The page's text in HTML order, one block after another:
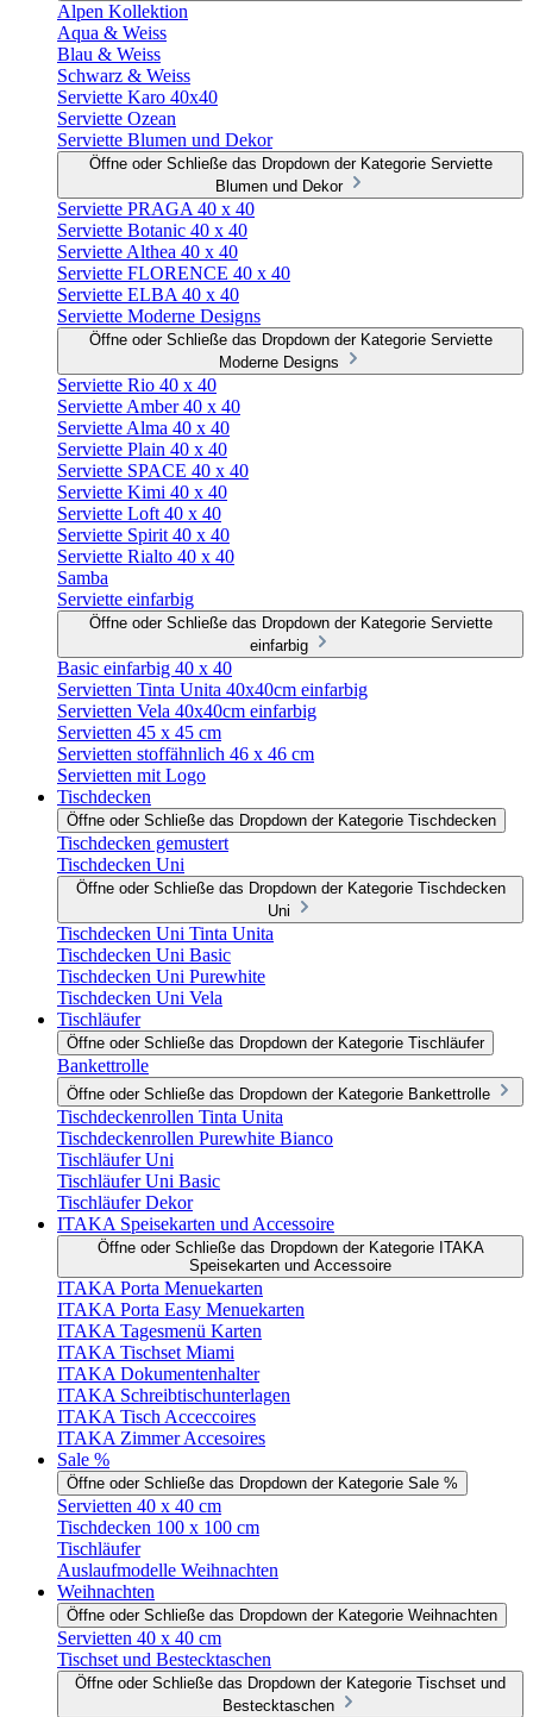
Alpen Kollektion
Aqua & Weiss
Blau & Weiss
Schwarz & Weiss
Serviette Karo 40x40
Serviette Ozean
Serviette Blumen und Dekor
Öffne oder Schließe das Dropdown der Kategorie Serviette
Blumen und Dekor
Serviette PRAGA 40 x 40
Serviette Botanic 40 x 40
Serviette Althea 40 x 40
Serviette FLORENCE 40 x 40
Serviette ELBA 40 x 40
Serviette Moderne Designs
Öffne oder Schließe das Dropdown der Kategorie Serviette
Moderne Designs
Serviette Rio 40 x 40
Serviette Amber 40 x 40
Serviette Alma 40 x 40
Serviette Plain 40 x 40
Serviette SPACE 40 x 40
Serviette Kimi 40 x 40
Serviette Loft 40 x 40
Serviette Spirit 40 x 40
Serviette Rialto 40 x 40
Samba
Serviette einfarbig
Öffne oder Schließe das Dropdown der Kategorie Serviette
einfarbig
Basic einfarbig 40 x 40
Servietten Tinta Unita 40x40cm einfarbig
Servietten Vela 40x40cm einfarbig
Servietten 45 x 45 cm
Servietten stoffähnlich 46 x 46 cm
Servietten mit Logo
Tischdecken
Öffne oder Schließe das Dropdown der Kategorie Tischdecken
Tischdecken gemustert
Tischdecken Uni
Öffne oder Schließe das Dropdown der Kategorie Tischdecken
Uni
Tischdecken Uni Tinta Unita
Tischdecken Uni Basic
Tischdecken Uni Purewhite
Tischdecken Uni Vela
Tischläufer
Öffne oder Schließe das Dropdown der Kategorie Tischläufer
Bankettrolle
Öffne oder Schließe das Dropdown der Kategorie Bankettrolle
Tischdeckenrollen Tinta Unita
Tischdeckenrollen Purewhite Bianco
Tischläufer Uni
Tischläufer Uni Basic
Tischläufer Dekor
ITAKA Speisekarten und Accessoire
Öffne oder Schließe das Dropdown der Kategorie ITAKA
Speisekarten und Accessoire
ITAKA Porta Menuekarten
ITAKA Porta Easy Menuekarten
ITAKA Tagesmenü Karten
ITAKA Tischset Miami
ITAKA Dokumentenhalter
ITAKA Schreibtischunterlagen
ITAKA Tisch Acceccoires
ITAKA Zimmer Accesoires
Sale %
Öffne oder Schließe das Dropdown der Kategorie Sale %
Servietten 40 x 40 cm
Tischdecken 100 x 100 cm
Tischläufer
Auslaufmodelle Weihnachten
Weihnachten
Öffne oder Schließe das Dropdown der Kategorie Weihnachten
Servietten 40 x 40 cm
Tischset und Bestecktaschen
Öffne oder Schließe das Dropdown der Kategorie Tischset und
Bestecktaschen